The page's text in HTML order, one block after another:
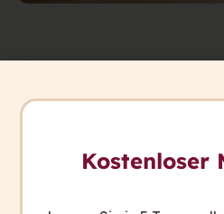
Ihre
Kostenloser